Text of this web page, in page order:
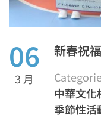
06
3 月
新春祝
中華文化
季節性活